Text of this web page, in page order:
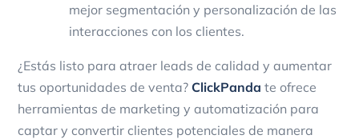
mejor segmentación y personalización de las
interacciones con los clientes.
¿Estás listo para atraer leads de calidad y aumentar
tus oportunidades de venta? ClickPanda te ofrece
herramientas de marketing y automatización para
captar y convertir clientes potenciales de manera